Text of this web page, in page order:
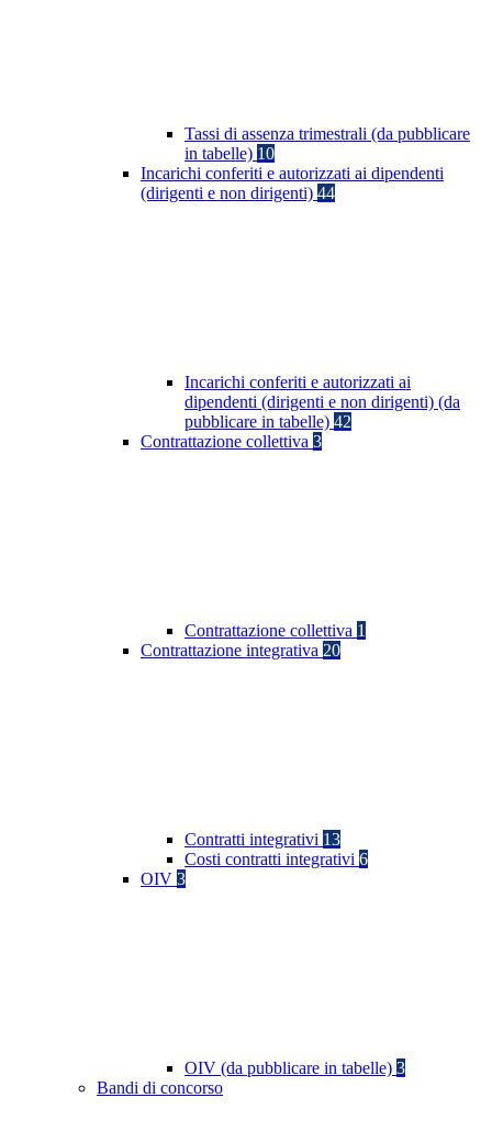
Tassi di assenza trimestrali (da pubblicare
in tabelle) 10
Incarichi conferiti e autorizzati ai dipendenti
(dirigenti e non dirigenti) 44
Incarichi conferiti e autorizzati ai
dipendenti (dirigenti e non dirigenti) (da
pubblicare in tabelle) 42
Contrattazione collettiva 3
Contrattazione collettiva 1
Contrattazione integrativa 20
Contratti integrativi 13
Costi contratti integrativi 6
OIV 3
OIV (da pubblicare in tabelle) 3
Bandi di concorso